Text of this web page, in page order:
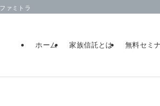
ァミトラ
ホーム 家族信託とは 無料セミ